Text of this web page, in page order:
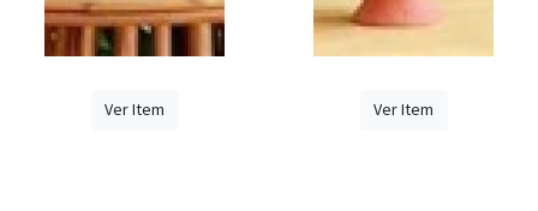
Ver Item Ver Item